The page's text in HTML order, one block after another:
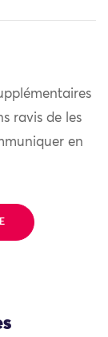
ravis de les
en